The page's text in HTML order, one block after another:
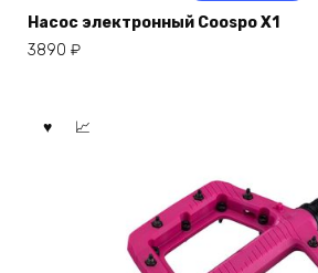
Насос электронный Coospo X1
3890 ₽